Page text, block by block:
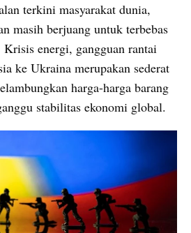
terkini masyarakat dunia,
masih berjuang untuk terbebas
energi, gangguan rantai
ke Ukraina merupakan sederat
harga-harga barang
stabilitas ekonomi global.